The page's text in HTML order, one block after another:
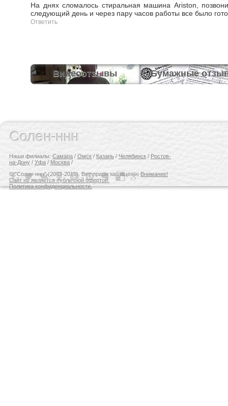
На днях сломалось стиральная машина Ariston,
следующий день и через пару часов работы все было
Ответить
Видеоотзывы Бумажные
Солен-ннн
Наши филиалы: Самара / Омск / Казань / Челябинск / Ростов-
на-Дону / Уфа / Москва /
© "Солен-ннн" (2003-2015). Все права защищены.Внимание!
Сайт не является публичной офертой.
Политика конфиденциальности.